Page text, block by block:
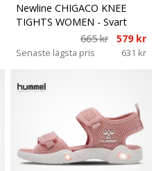
Newline CHIGACO KNEE
TIGHTS WOMEN - Svart
665 kr
579 kr
Senaste lägsta pris 631 kr